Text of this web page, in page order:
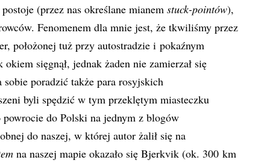
(przez nas określane mianem stuck-pointów),
Fenomenem dla mnie jest, że tkwiliśmy przez
położonej tuż przy autostradzie i pokaźnym
sięgnął, jednak żaden nie zamierzał się
poradzić także para rosyjskich
byli spędzić w tym przeklętym miasteczku
powrocie do Polski na jednym z blogów
do naszej, w której autor żalił się na
na naszej mapie okazało się Bjerkvik (ok. 300 km